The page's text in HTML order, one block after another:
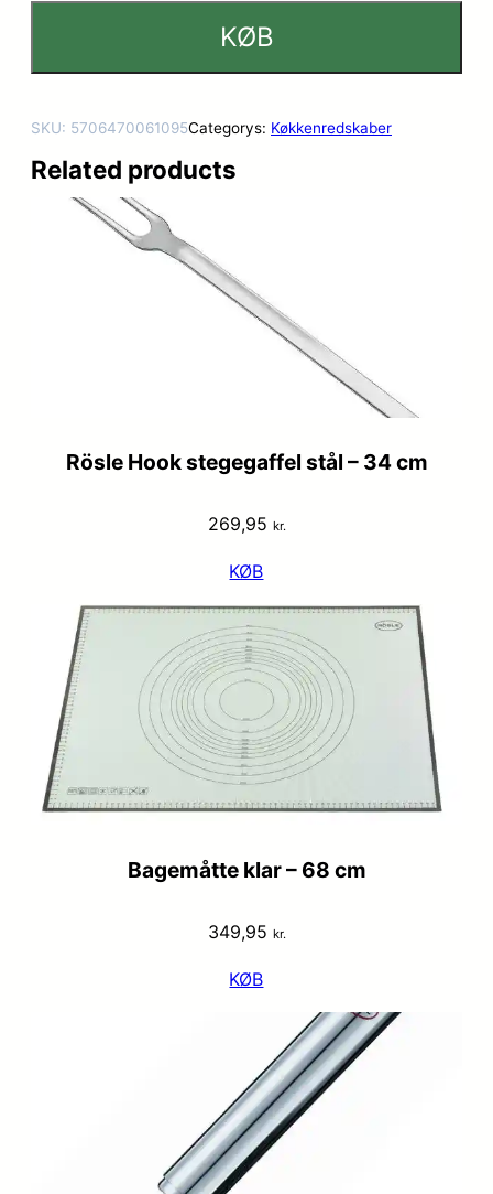
KØB
SKU: 5706470061095Categorys: Køkkenredskaber
Related products
Rösle Hook stegegaffel stål – 34 cm
269,95 kr.
KØB
Bagemåtte klar – 68 cm
349,95 kr.
KØB